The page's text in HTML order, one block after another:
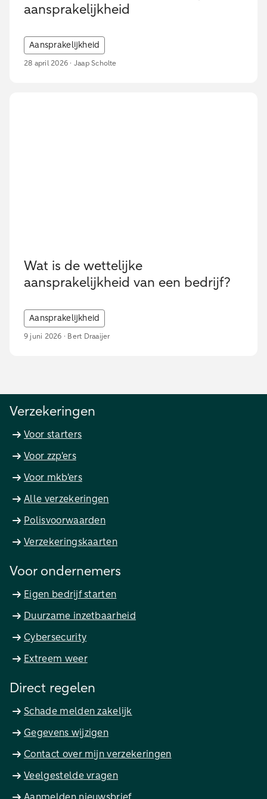
aansprakelijkheid
Aansprakelijkheid
28 april 2026 · Jaap Scholte
Wat is de wettelijke
aansprakelijkheid van een bedrijf?
Aansprakelijkheid
9 juni 2026 · Bert Draaijer
Verzekeringen
Voor starters
Voor zzp'ers
Voor mkb'ers
Alle verzekeringen
Polisvoorwaarden
Verzekeringskaarten
Voor ondernemers
Eigen bedrijf starten
Duurzame inzetbaarheid
Cybersecurity
Extreem weer
Direct regelen
Schade melden zakelijk
Gegevens wijzigen
Contact over mijn verzekeringen
Veelgestelde vragen